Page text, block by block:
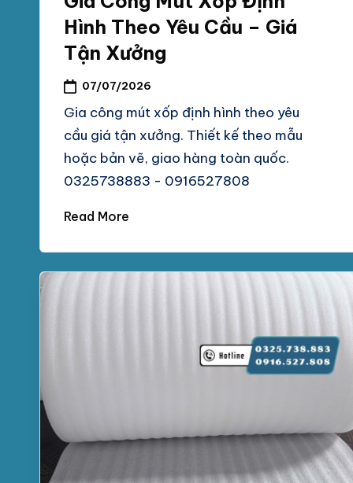
Hình Theo Yêu Cầu – Giá
Tận Xưởng
07/07/2026
Gia công mút xốp định hình theo yêu
cầu giá tận xưởng. Thiết kế theo mẫu
hoặc bản vẽ, giao hàng toàn quốc.
0325738883 - 0916527808
Read More